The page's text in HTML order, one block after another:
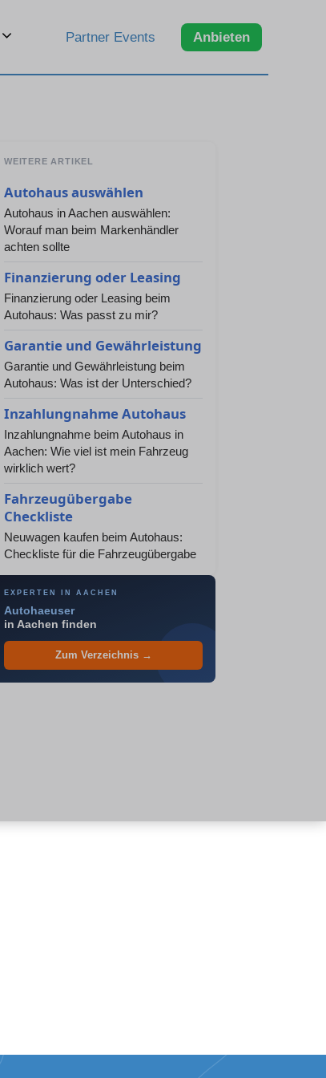
Partner Events Anbieten
WEITERE ARTIKEL
Autohaus auswählen
Autohaus in Aachen auswählen:
Worauf man beim Markenhändler
achten sollte
Finanzierung oder Leasing
Finanzierung oder Leasing beim
Autohaus: Was passt zu mir?
Garantie und Gewährleistung
Garantie und Gewährleistung beim
Autohaus: Was ist der Unterschied?
Inzahlungnahme Autohaus
Inzahlungnahme beim Autohaus in
Aachen: Wie viel ist mein Fahrzeug
wirklich wert?
Fahrzeugübergabe
Checkliste
Neuwagen kaufen beim Autohaus:
Checkliste für die Fahrzeugübergabe
EXPERTEN IN AACHEN
Autohaeuser
in Aachen finden
Zum Verzeichnis →